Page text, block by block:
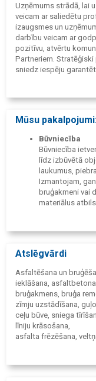
Uzņēmums strādā, lai
veicam ar saliedētu
izaugsmes un
darbību veicam ar
pozitīvu, atvērtu
Partneriem.
sniedz iespēju
privātpersonas.
Mūsu
Būvniecība
Būvniecība
līdz izbūvētā
laukumus,
Izmantojam,
bruģakmeni vai
materiālus
frēzēšanu,
ceļa apmaļu
Uzturēšana
vasaras un
bruģakmens
bojātu aku,
marķēšanu,
uzstādīšanu,
Citi
Atslēgvārdi
Asfaltēšana un
ieklāšana,
bruģakmens, bruģa
zīmju uzstādīšana,
ceļu būve, sniega
līniju krāsošana,
asfalta frēzēšana,